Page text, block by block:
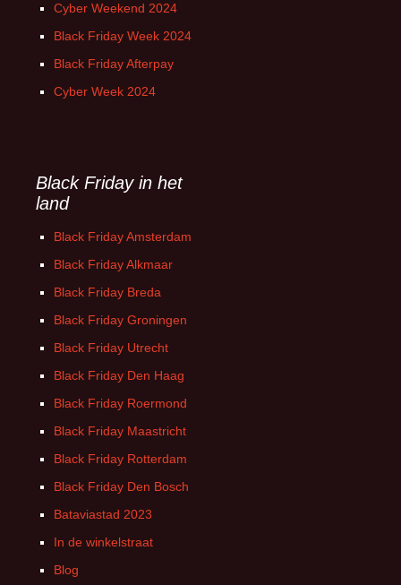
Cyber Weekend 2024
Black Friday Week 2024
Black Friday Afterpay
Cyber Week 2024
Black Friday in het
land
Black Friday Amsterdam
Black Friday Alkmaar
Black Friday Breda
Black Friday Groningen
Black Friday Utrecht
Black Friday Den Haag
Black Friday Roermond
Black Friday Maastricht
Black Friday Rotterdam
Black Friday Den Bosch
Bataviastad 2023
In de winkelstraat
Blog